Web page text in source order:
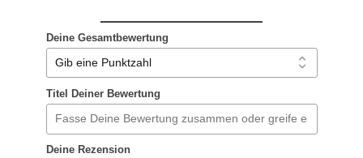
Deine Gesamtbewertung
Titel Deiner Bewertung
Deine Rezension